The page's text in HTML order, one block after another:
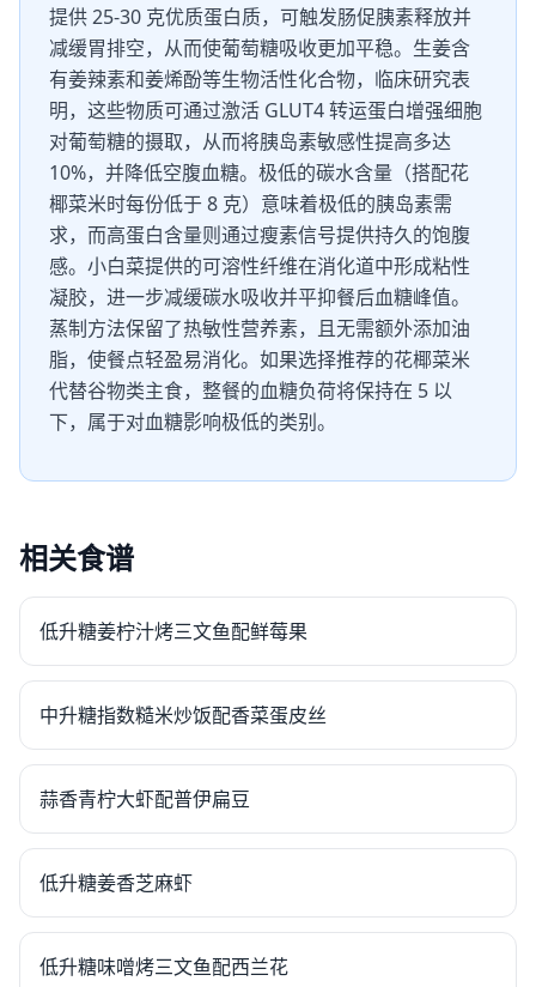
提供 25-30 克优质蛋白质，可触发肠促胰素释放并
减缓胃排空，从而使葡萄糖吸收更加平稳。生姜含
有姜辣素和姜烯酚等生物活性化合物，临床研究表
明，这些物质可通过激活 GLUT4 转运蛋白增强细胞
对葡萄糖的摄取，从而将胰岛素敏感性提高多达
10%，并降低空腹血糖。极低的碳水含量（搭配花
椰菜米时每份低于 8 克）意味着极低的胰岛素需
求，而高蛋白含量则通过瘦素信号提供持久的饱腹
感。小白菜提供的可溶性纤维在消化道中形成粘性
凝胶，进一步减缓碳水吸收并平抑餐后血糖峰值。
蒸制方法保留了热敏性营养素，且无需额外添加油
脂，使餐点轻盈易消化。如果选择推荐的花椰菜米
代替谷物类主食，整餐的血糖负荷将保持在 5 以
下，属于对血糖影响极低的类别。
相关食谱
低升糖姜柠汁烤三文鱼配鲜莓果
中升糖指数糙米炒饭配香菜蛋皮丝
蒜香青柠大虾配普伊扁豆
低升糖姜香芝麻虾
低升糖味噌烤三文鱼配西兰花